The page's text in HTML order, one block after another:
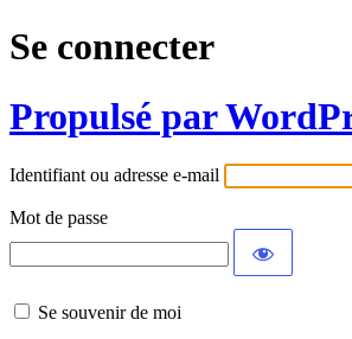
Se connecter
Propulsé par
Identifiant ou adresse e-mail
Mot de passe
Se souvenir de moi